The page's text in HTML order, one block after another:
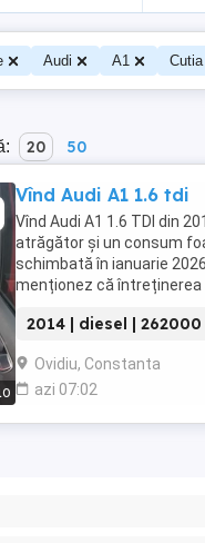
Audi A1
20 50
Vînd Audi A1 1.6 tdi
Vînd Audi A1 1.6 TDI din
atrăgător și un consum
schimbată în ianuarie
menționez că
2014 | diesel |
Ovidiu, Constanta
azi 07:02